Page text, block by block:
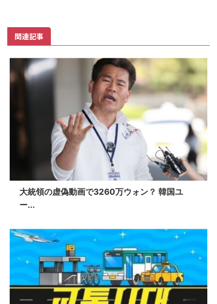
関連記事
大統領の虚偽動画で3260万ウォン？ 韓国ユ
ー...